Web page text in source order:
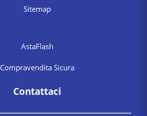
Sitemap
AstaFlash
Compravendita Sicura
Contattaci